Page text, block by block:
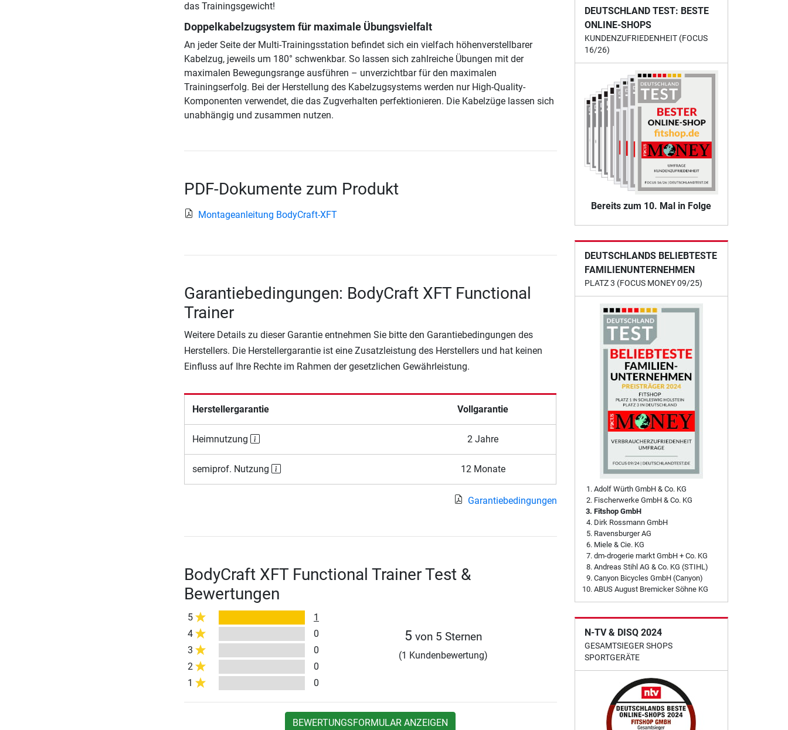
das Trainingsgewicht!
Doppelkabelzugsystem für maximale Übungsvielfalt
An jeder Seite der Multi-Trainingsstation befindet sich ein vielfach höhenverstellbarer
Kabelzug, jeweils um 180° schwenkbar. So lassen sich zahlreiche Übungen mit der
maximalen Bewegungsrange ausführen – unverzichtbar für den maximalen
Trainingserfolg. Bei der Herstellung des Kabelzugsystems werden nur High-Quality-
Komponenten verwendet, die das Zugverhalten perfektionieren. Die Kabelzüge lassen sich
unabhängig und zusammen nutzen.
PDF-Dokumente zum Produkt
Montageanleitung BodyCraft-XFT
Garantiebedingungen: BodyCraft XFT Functional
Trainer
Weitere Details zu dieser Garantie entnehmen Sie bitte den Garantiebedingungen des
Herstellers. Die Herstellergarantie ist eine Zusatzleistung des Herstellers und hat keinen
Einfluss auf Ihre Rechte im Rahmen der gesetzlichen Gewährleistung.
Herstellergarantie Vollgarantie
Heimnutzung 2 Jahre
semiprof. Nutzung 12 Monate
Garantiebedingungen
BodyCraft XFT Functional Trainer Test &
Bewertungen
5
1
4
0
3
0
2
0
1
0
5 von 5 Sternen
(1 Kundenbewertung)
BEWERTUNGSFORMULAR ANZEIGEN
DEUTSCHLAND TEST: BESTE
ONLINE-SHOPS
KUNDENZUFRIEDENHEIT (FOCUS
16/26)
Bereits zum 10. Mal in Folge
DEUTSCHLANDS BELIEBTESTE
FAMILIENUNTERNEHMEN
PLATZ 3 (FOCUS MONEY 09/25)
Adolf Würth GmbH & Co. KG
Fischerwerke GmbH & Co. KG
Fitshop GmbH
Dirk Rossmann GmbH
Ravensburger AG
Miele & Cie. KG
dm-drogerie markt GmbH + Co. KG
Andreas Stihl AG & Co. KG (STIHL)
Canyon Bicycles GmbH (Canyon)
ABUS August Bremicker Söhne KG
N-TV & DISQ 2024
GESAMTSIEGER SHOPS
SPORTGERÄTE